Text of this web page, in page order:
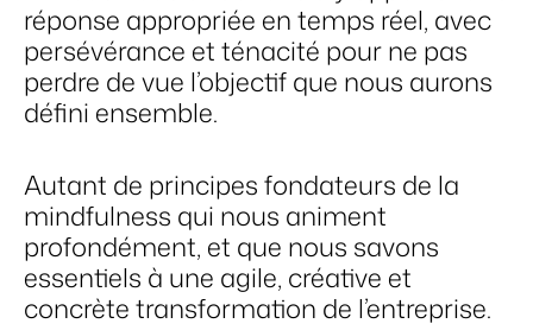
réponse appropriée en temps réel, avec
persévérance et ténacité pour ne pas
perdre de vue l’objectif que nous aurons
défini ensemble.
Autant de principes fondateurs de la
mindfulness qui nous animent
profondément, et que nous savons
essentiels à une agile, créative et
concrète transformation de l’entreprise.